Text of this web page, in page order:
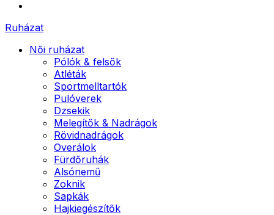
Ruházat
Női ruházat
Pólók & felsők
Atléták
Sportmelltartók
Pulóverek
Dzsekik
Melegítők & Nadrágok
Rövidnadrágok
Overálok
Fürdőruhák
Alsónemű
Zoknik
Sapkák
Hajkiegészítők